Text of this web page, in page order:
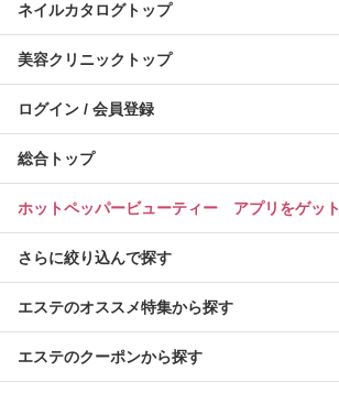
ネイルカタログトップ
美容クリニックトップ
ログイン / 会員登録
総合トップ
ホットペッパービューティー アプリをゲット
さらに絞り込んで探す
エステのオススメ特集から探す
エステのクーポンから探す